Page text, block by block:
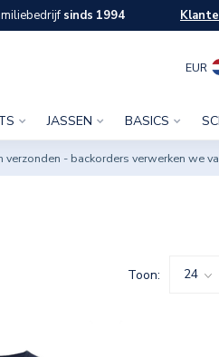
sinds 1994
EUR
JASSEN BASICS
- backorders verwerken we
Toon: